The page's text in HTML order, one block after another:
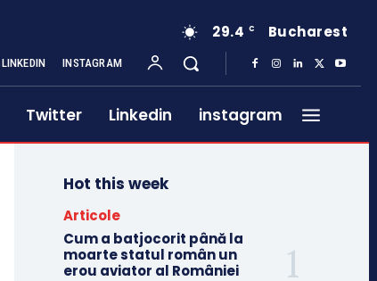
29.4 C Bucharest
LINKEDIN INSTAGRAM
Twitter Linkedin instagram
Hot this week
Articole
Cum a batjocorit până la
moarte statul român un
erou aviator al României